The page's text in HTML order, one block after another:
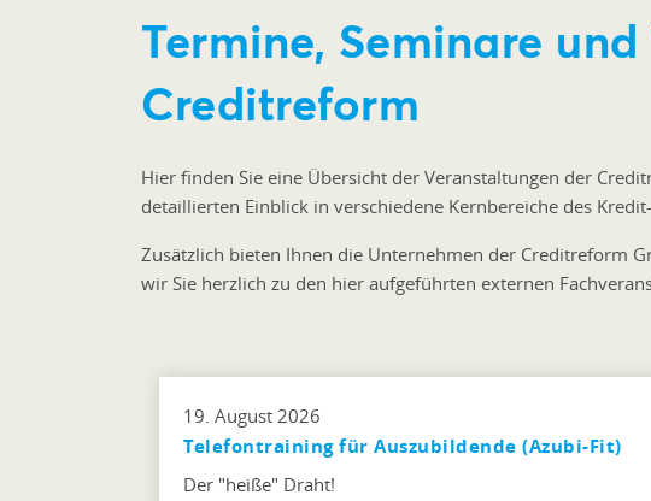
Termine, Seminare
Creditreform
Hier finden Sie eine Übersicht der Veranstaltungen der
detaillierten Einblick in verschiedene Kernbereiche des
Zusätzlich bieten Ihnen die Unternehmen der Creditreform
wir Sie herzlich zu den hier aufgeführten externen
19. August 2026
Telefontraining für Auszubildende (Azubi-Fit)
Der "heiße" Draht!